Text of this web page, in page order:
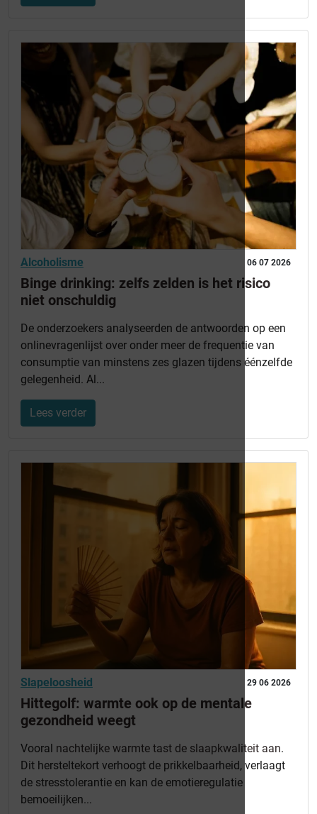
06 07 2026
Alcoholisme
Binge drinking: zelfs zelden is het risico
niet onschuldig
De onderzoekers analyseerden de antwoorden op een
onlinevragenlijst over onder meer de frequentie van
consumptie van minstens zes glazen tijdens éénzelfde
gelegenheid. Al...
Lees verder
29 06 2026
Slapeloosheid
Hittegolf: warmte ook op de mentale
gezondheid weegt
Vooral nachtelijke warmte tast de slaapkwaliteit aan.
Dit hersteltekort verhoogt de prikkelbaarheid, verlaagt
de stresstolerantie en kan de emotieregulatie
bemoeilijken...